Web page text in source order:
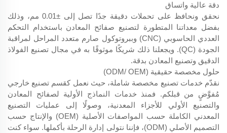
دقة عالية واتساق
نحقق ونحافظ على تحملات دقيقة جدًا تصل إلى ±0.01 مم، وذلك
بفضل معداتنا المتطورة لتصنيع صفائح المعادن باستخدام التحكم
العددي الحاسوبي (CNC) وببروتوكول صارم متعدد المراحل لمراقبة
الجودة (QC). ويجعلنا ذلك شريكًا موثوقًا به في مجال تصنيع الفولاذ
الدقيق وتصنيع المعادن بدقة.
حلول مخصصة حقيقية (ODM/ OEM)
نقدّم خدمات تصنيع مخصصة شاملة، حيث نعمل كقسم تصنيع خارجي
مُفوَّضٍ من قبلكم. فمنذ خدمات النماذج الأولية لصفائح المعادن
والتصنيع الأولي للأجزاء المعدنية، وصولًا إلى عمليات التصنيع
المعدني الكاملة حسب المواصفات الأصلية (OEM) والإنتاج حسب
التصميم الأصلي (ODM)، فإننا نتولى إدارة الرحلة بأكملها. سواء كنت